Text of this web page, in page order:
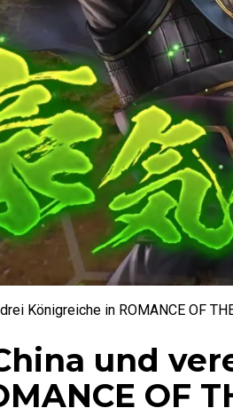
Königreiche in ROMANCE OF
und
OF